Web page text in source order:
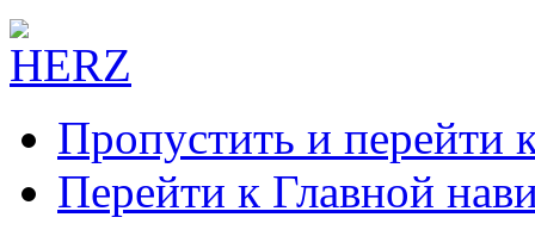
Пропустить и перейти
Перейти к Главной